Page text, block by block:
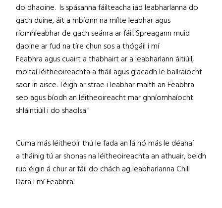
do dhaoine. Is spásanna fáilteacha iad leabharlanna do
gach duine, áit a mbíonn na mílte leabhar agus
ríomhleabhar de gach seánra ar fáil. Spreagann muid
daoine ar fud na tíre chun sos a thógáil i mí
Feabhra agus cuairt a thabhairt ar a leabharlann áitiúil,
moltaí léitheoireachta a fháil agus glacadh le ballraíocht
saor in aisce. Téigh ar strae i leabhar maith an Feabhra
seo agus bíodh an léitheoireacht mar ghníomhaíocht
shláintiúil i do shaolsa."
Cuma más léitheoir thú le fada an lá nó más le déanaí
a tháinig tú ar shonas na léitheoireachta an athuair, beidh
rud éigin á chur ar fáil do chách ag leabharlanna Chill
Dara i mí Feabhra.